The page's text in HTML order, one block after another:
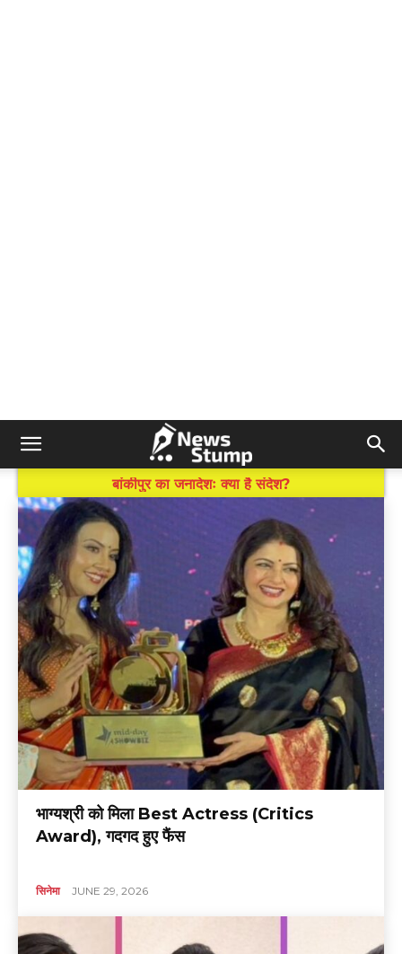
BREAKING NEWS
प्रशांत किशोर की जीत के बाद सबसे ज्यादा दबाव में कौन?
भाग्यश्री को मिला Best Actress (Critics
Award), गदगद हुए फैंस
सिनेमा JUNE 29, 2026